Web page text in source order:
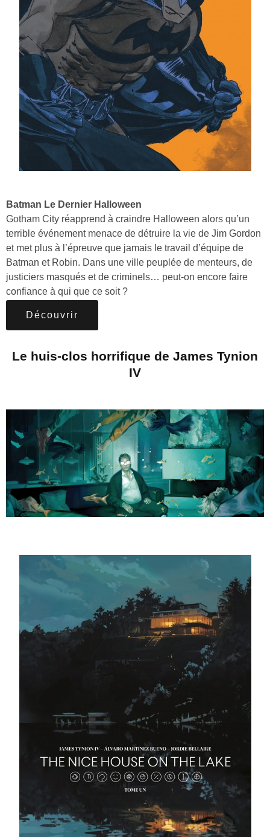
Batman Le Dernier Halloween
Gotham City réapprend à craindre Halloween alors qu’un
terrible événement menace de détruire la vie de Jim Gordon
et met plus à l’épreuve que jamais le travail d’équipe de
Batman et Robin. Dans une ville peuplée de menteurs, de
justiciers masqués et de criminels… peut-on encore faire
confiance à qui que ce soit ?
Découvrir
Le huis-clos horrifique de James Tynion
IV